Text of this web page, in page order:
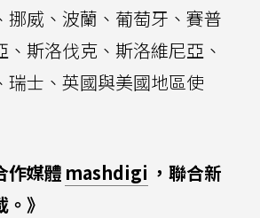
挪威、波蘭、葡萄牙、賽普
斯洛伐克、斯洛維尼亞、
瑞士、英國與美國地區使
作媒體 mashdigi ，聯合新
》